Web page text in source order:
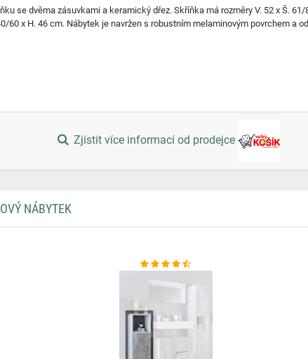
se dvěma zásuvkami a keramický dřez. Skříňka má rozměry V. 52 x Š.
60 x H. 46 cm. Nábytek je navržen s robustním melaminovým povrchem a
Zjistit více informací od prodejce
NÁBYTEK